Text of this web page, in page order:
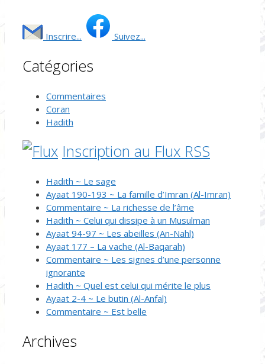
Inscrire... Suivez...
Catégories
Commentaires
Coran
Hadith
Inscription au Flux RSS
Hadith ~ Le sage
Ayaat 190-193 ~ La famille d’Imran (Al-Imran)
Commentaire ~ La richesse de l’âme
Hadith ~ Celui qui dissipe à un Musulman
Ayaat 94-97 ~ Les abeilles (An-Nahl)
Ayaat 177 – La vache (Al-Baqarah)
Commentaire ~ Les signes d’une personne
ignorante
Hadith ~ Quel est celui qui mérite le plus
Ayaat 2-4 ~ Le butin (Al-Anfal)
Commentaire ~ Est belle
Archives